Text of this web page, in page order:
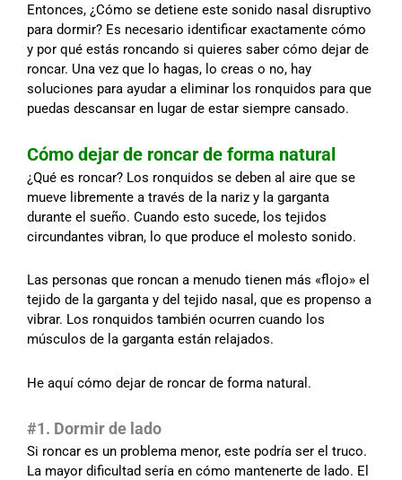
Entonces, ¿Cómo se detiene este sonido nasal disruptivo
para dormir? Es necesario identificar exactamente cómo
y por qué estás roncando si quieres saber cómo dejar de
roncar. Una vez que lo hagas, lo creas o no, hay
soluciones para ayudar a eliminar los ronquidos para que
puedas descansar en lugar de estar siempre cansado.
Cómo dejar de roncar de forma natural
¿Qué es roncar? Los ronquidos se deben al aire que se
mueve libremente a través de la nariz y la garganta
durante el sueño. Cuando esto sucede, los tejidos
circundantes vibran, lo que produce el molesto sonido.
Las personas que roncan a menudo tienen más «flojo» el
tejido de la garganta y del tejido nasal, que es propenso a
vibrar. Los ronquidos también ocurren cuando los
músculos de la garganta están relajados.
He aquí cómo dejar de roncar de forma natural.
#1. Dormir de lado
Si roncar es un problema menor, este podría ser el truco.
La mayor dificultad sería en cómo mantenerte de lado. El